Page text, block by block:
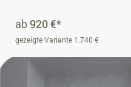
ab920 €*
gezeigte Variante 1.740 €